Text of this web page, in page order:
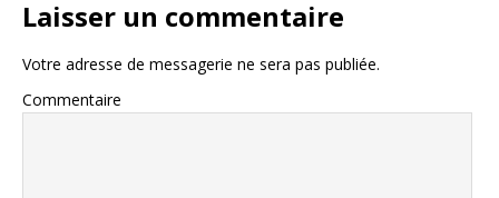
Laisser un commentaire
Votre adresse de messagerie ne sera pas publiée.
Commentaire